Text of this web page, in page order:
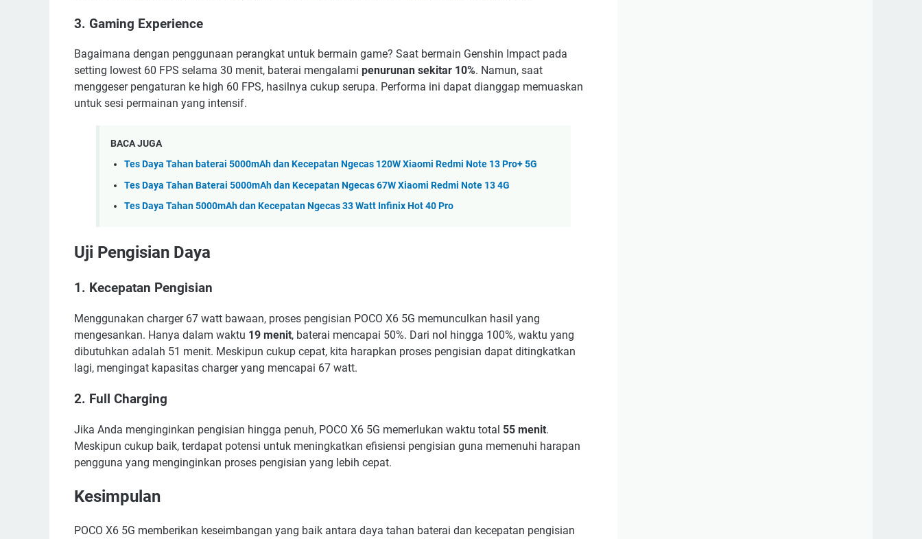
3. Gaming Experience
Bagaimana dengan penggunaan perangkat untuk bermain game? Saat bermain Genshin Impact pada
setting lowest 60 FPS selama 30 menit, baterai mengalami penurunan sekitar 10%. Namun, saat
menggeser pengaturan ke high 60 FPS, hasilnya cukup serupa. Performa ini dapat dianggap memuaskan
untuk sesi permainan yang intensif.
BACA JUGA
Tes Daya Tahan baterai 5000mAh dan Kecepatan Ngecas 120W Xiaomi Redmi Note 13 Pro+ 5G
Tes Daya Tahan Baterai 5000mAh dan Kecepatan Ngecas 67W Xiaomi Redmi Note 13 4G
Tes Daya Tahan 5000mAh dan Kecepatan Ngecas 33 Watt Infinix Hot 40 Pro
Uji Pengisian Daya
1. Kecepatan Pengisian
Menggunakan charger 67 watt bawaan, proses pengisian POCO X6 5G memunculkan hasil yang
mengesankan. Hanya dalam waktu 19 menit, baterai mencapai 50%. Dari nol hingga 100%, waktu yang
dibutuhkan adalah 51 menit. Meskipun cukup cepat, kita harapkan proses pengisian dapat ditingkatkan
lagi, mengingat kapasitas charger yang mencapai 67 watt.
2. Full Charging
Jika Anda menginginkan pengisian hingga penuh, POCO X6 5G memerlukan waktu total 55 menit.
Meskipun cukup baik, terdapat potensi untuk meningkatkan efisiensi pengisian guna memenuhi harapan
pengguna yang menginginkan proses pengisian yang lebih cepat.
Kesimpulan
POCO X6 5G memberikan keseimbangan yang baik antara daya tahan baterai dan kecepatan pengisian